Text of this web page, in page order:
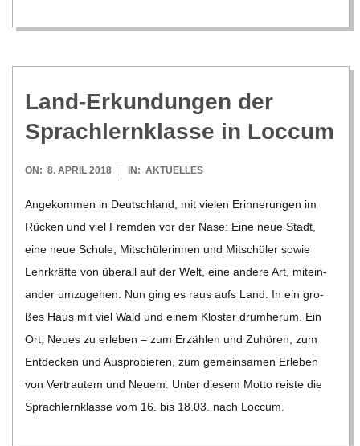
Land-Erkun­dun­gen der
Sprach­lern­klasse in Loccum
2018-
ON: 8. APRIL 2018 IN: AKTUELLES
Ange­kom­men in Deutsch­land, mit vie­len Erin­ne­run­gen im
Rücken und viel Frem­den vor der Nase: Eine neue Stadt,
eine neue Schule, Mit­schü­le­rin­nen und Mit­schü­ler sowie
Lehr­kräfte von über­all auf der Welt, eine andere Art, mit­ein­
an­der umzu­ge­hen. Nun ging es raus aufs Land. In ein gro­
ßes Haus mit viel Wald und einem Klos­ter drum­herum. Ein
Ort, Neues zu erle­ben – zum Erzäh­len und Zuhö­ren, zum
Ent­de­cken und Aus­pro­bie­ren, zum gemein­sa­men Erle­ben
von Ver­trau­tem und Neuem. Unter die­sem Motto reiste die
Sprach­lern­klasse vom 16. bis 18.03. nach Loc­cum.